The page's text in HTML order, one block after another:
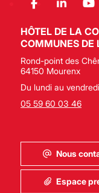
HÔTEL DE LA
COMMUNES DE
Rond-point des
64150 Mourenx
Du lundi au
05 59 60 03 46
Nous
Espace